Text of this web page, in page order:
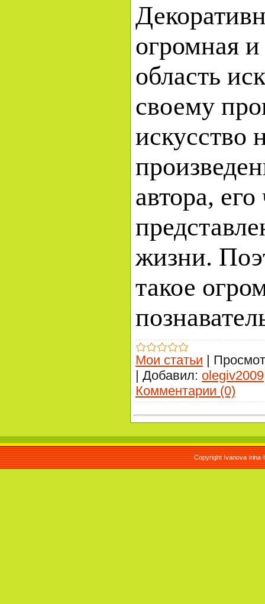
огромная и
область
своему
искусство
автора,
жизни.
такое
Мои статьи
Добавил: olegiv2009
Комментарии (0)
Copyright Ivanova Irina